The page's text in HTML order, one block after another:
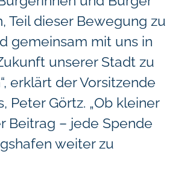
Teil dieser Bewegung zu
gemeinsam mit uns in
unserer Stadt zu
erklärt der Vorsitzende
Peter Görtz. „Ob kleiner
Beitrag – jede Spende
weiter zu